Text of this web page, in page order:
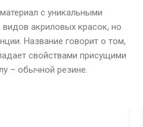
с уникальными
акриловых красок, но
Название говорит о том,
свойствами присущими
– обычной резине.